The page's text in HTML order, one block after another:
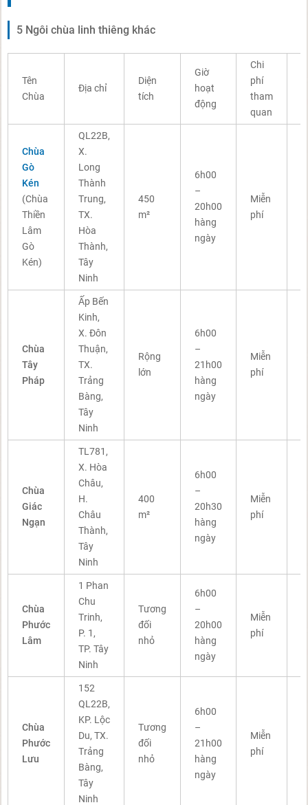
5 Ngôi chùa linh thiêng khác
Tên
Chùa
Địa chỉ
Diện
tích
Giờ
hoạt
động
Chi
phí
tham
quan
Chùa
Gò
Kén
(Chùa
Thiền
Lâm
Gò
Kén)
QL22B,
X.
Long
Thành
Trung,
TX.
Hòa
Thành,
Tây
Ninh
450
m²
6h00
–
20h00
hàng
ngày
Miễn
phí
Chùa
Tây
Pháp
Ấp Bến
Kinh,
X. Đôn
Thuận,
TX.
Trảng
Bàng,
Tây
Ninh
Rộng
lớn
6h00
–
21h00
hàng
ngày
Miễn
phí
Chùa
Giác
Ngạn
TL781,
X. Hòa
Châu,
H.
Châu
Thành,
Tây
Ninh
400
m²
6h00
–
20h30
hàng
ngày
Miễn
phí
Chùa
Phước
Lâm
1 Phan
Chu
Trinh,
P. 1,
TP. Tây
Ninh
Tương
đối
nhỏ
6h00
–
20h00
hàng
ngày
Miễn
phí
Chùa
Phước
Lưu
152
QL22B,
KP. Lộc
Du, TX.
Trảng
Bàng,
Tây
Ninh
Tương
đối
nhỏ
6h00
–
21h00
hàng
ngày
Miễn
phí